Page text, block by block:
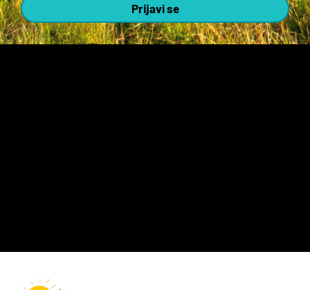
Prijavi se